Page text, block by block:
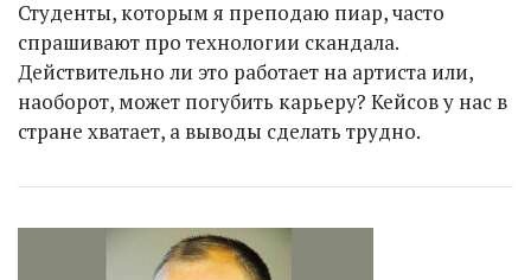
Студенты, которым я преподаю пиар, часто
спрашивают про технологии скандала.
Действительно ли это работает на артиста или,
наоборот, может погубить карьеру? Кейсов у нас в
стране хватает, а выводы сделать трудно.